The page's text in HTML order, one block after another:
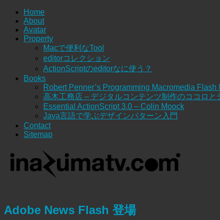
Home
About
Avatar
Property
Macで便利なTool
editorコレクション
ActionScriptのeditorなに使う？
Books
Robert Penner’s Programming Macromedia Flash
高木工務店 – デジタルコンテンツ制作のココロと
Essential ActionScript 3.0 – Colin Moock
Java言語で学ぶデザインパターン入門
Contact
Sitemap
Adobe News Flash 登場